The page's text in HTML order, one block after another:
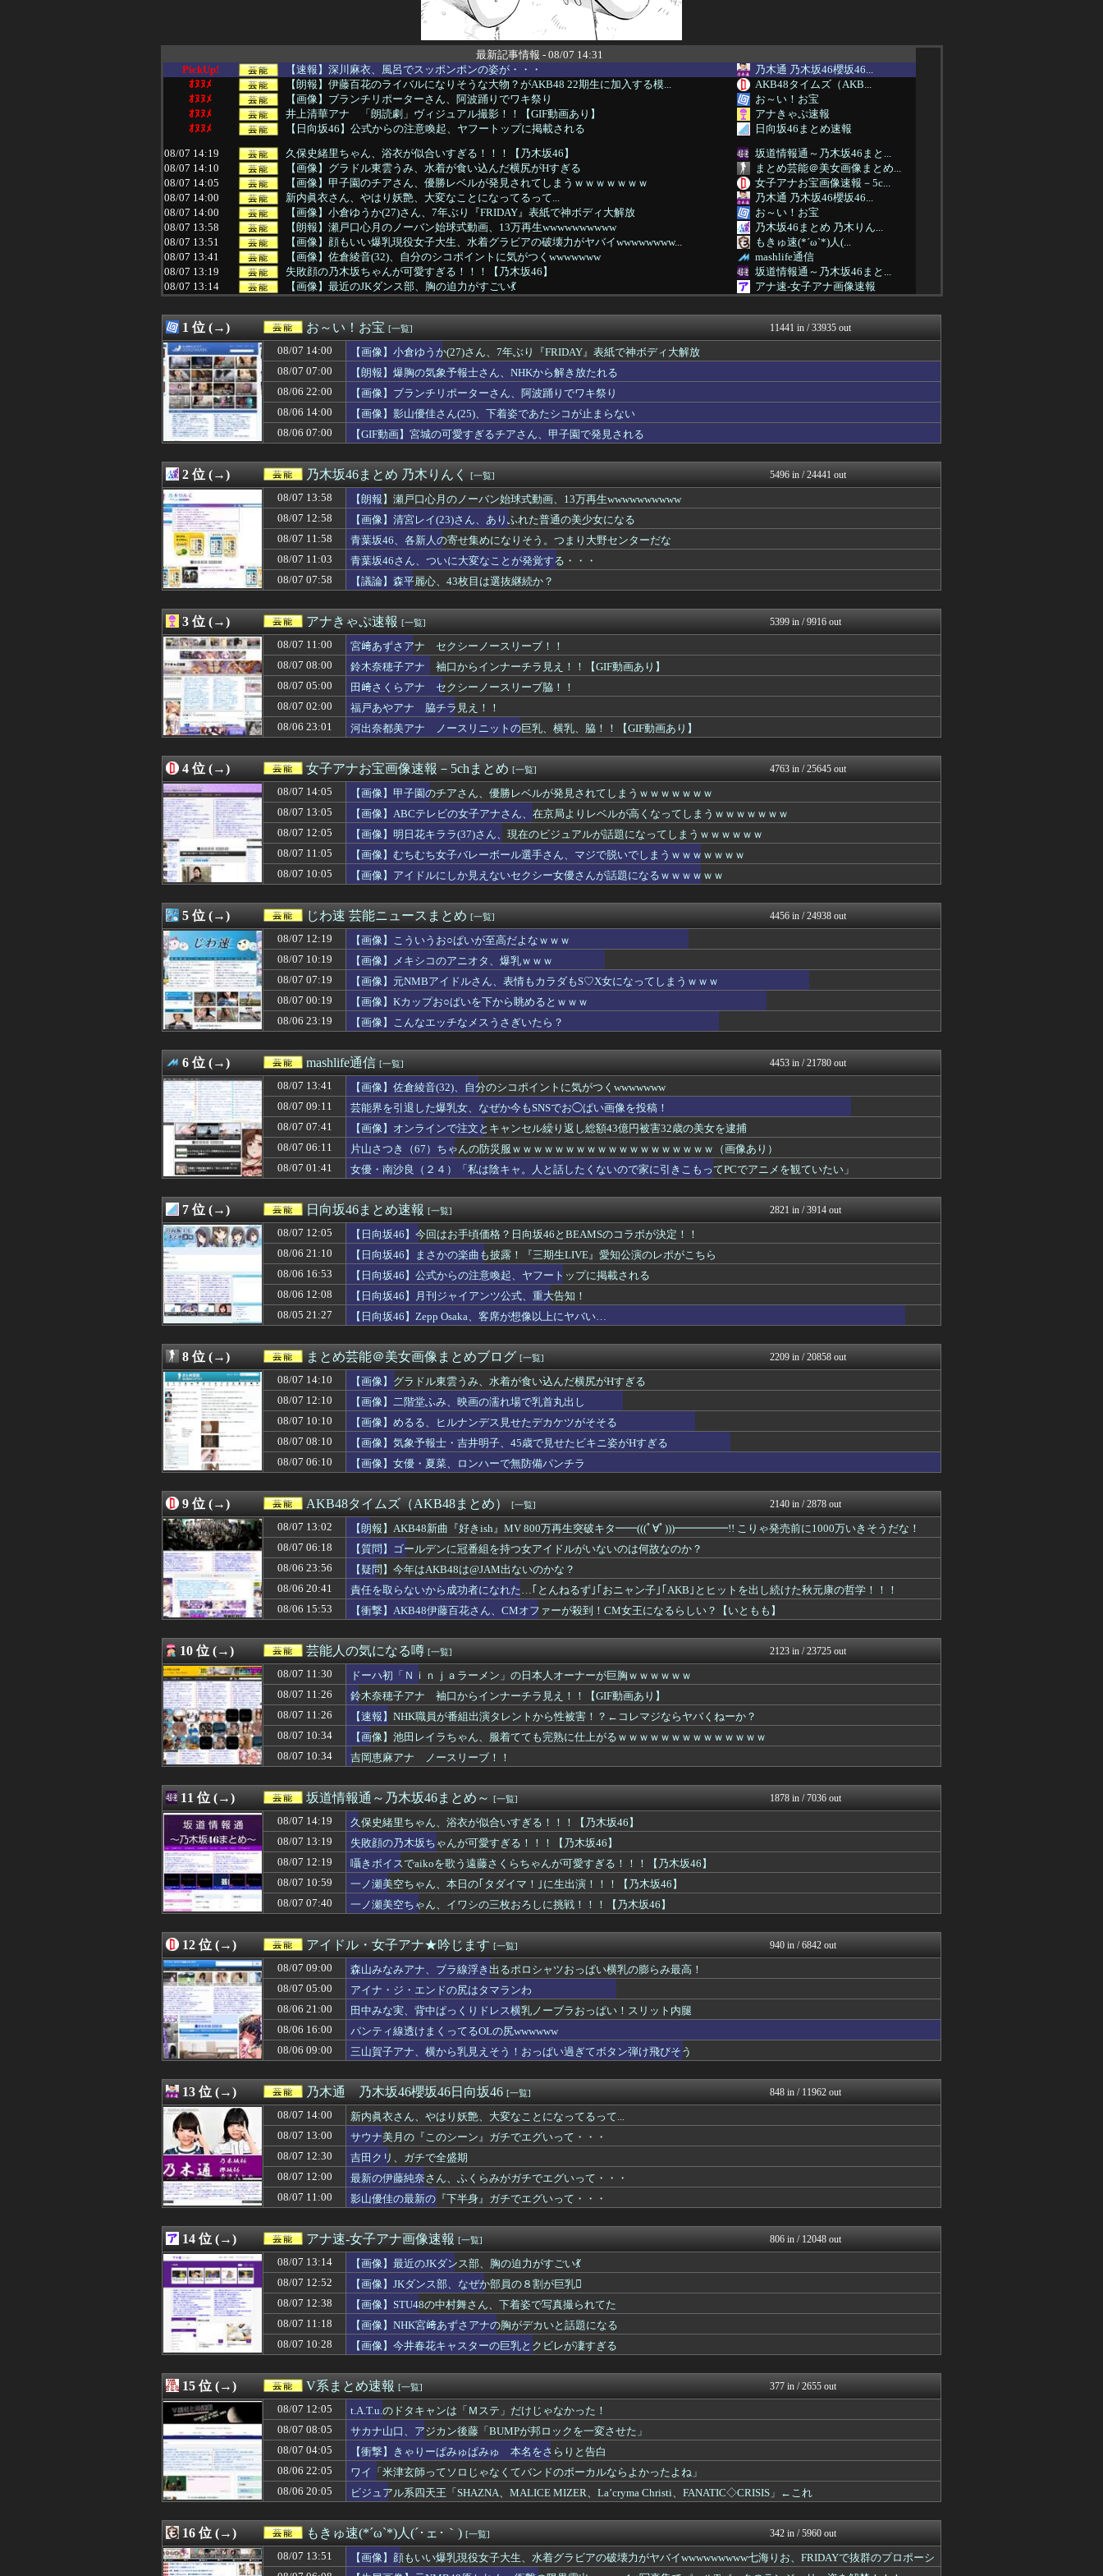
最新記事情報 - 08/07 14:31
PickUp!
【速報】深川麻衣、風呂でスッポンポンの姿が・・・
乃木通 乃木坂46櫻坂46...
ｵﾇﾇﾒ
【朗報】伊藤百花のライバルになりそうな大物？がAKB48 22期生に加入する模...
AKB48タイムズ（AKB...
ｵﾇﾇﾒ
【画像】ブランチリポーターさん、阿波踊りでワキ祭り
お～い！お宝
ｵﾇﾇﾒ
井上清華アナ 「朗読劇」ヴィジュアル撮影！！【GIF動画あり】
アナきゃぷ速報
ｵﾇﾇﾒ
【日向坂46】公式からの注意喚起、ヤフートップに掲載される
日向坂46まとめ速報
08/07 14:19
久保史緒里ちゃん、浴衣が似合いすぎる！！！【乃木坂46】
坂道情報通～乃木坂46まと...
08/07 14:10
【画像】グラドル東雲うみ、水着が食い込んだ横尻がHすぎる
まとめ芸能＠美女画像まとめ...
08/07 14:05
【画像】甲子園のチアさん、優勝レベルが発見されてしまうｗｗｗｗｗｗｗ
女子アナお宝画像速報－5c...
08/07 14:00
新内眞衣さん、やはり妖艶、大変なことになってるって...
乃木通 乃木坂46櫻坂46...
08/07 14:00
【画像】小倉ゆうか(27)さん、7年ぶり『FRIDAY』表紙で神ボディ大解放
お～い！お宝
08/07 13:58
【朗報】瀬戸口心月のノーバン始球式動画、13万再生wwwwwwwwww
乃木坂46まとめ 乃木りん...
08/07 13:51
【画像】顔もいい爆乳現役女子大生、水着グラビアの破壊力がヤバイwwwwwwww...
もきゅ速(*´ω`*)人(...
08/07 13:41
【画像】佐倉綾音(32)、自分のシコポイントに気がつくwwwwwww
mashlife通信
08/07 13:19
失敗顔の乃木坂ちゃんが可愛すぎる！！！【乃木坂46】
坂道情報通～乃木坂46まと...
08/07 13:14
【画像】最近のJKダンス部、胸の迫力がすごい💃
アナ速‐女子アナ画像速報
08/07 13:02
【朗報】AKB48新曲『好きish』MV 800万再生突破キタ━━(((ﾟ∀ﾟ...
AKB48タイムズ（AKB...
08/07 13:00
サウナ美月の『このシーン』ガチでエグいって・・・
乃木通 乃木坂46櫻坂46...
08/07 12:58
【画像】清宮レイ(23)さん、ありふれた普通の美少女になる
08/07 12:52
【画像】JKダンス部、なぜか部員の８割が巨乳🫪
アナ速‐女子アナ画像速報
08/07 12:38
【画像】STU48の中村舞さん、下着姿で写真撮られてた
08/07 12:30
吉田クリ、ガチで全盛期
08/07 12:29
上國料萌衣ちゃん、留学中にマックのバイトに応募するも書類選考で落とされてしまう
℃-ute派なんday
08/07 12:19
囁きボイスでaikoを歌う遠藤さくらちゃんが可愛すぎる！！！【乃木坂46】
坂道情報通～乃木坂46まと...
08/07 12:19
【画像】こういうお○ぱいが至高だよなｗｗｗ
08/07 12:05
【日向坂46】今回はお手頃価格？日向坂46とBEAMSのコラボが決定！！
日向坂46まとめ速報
08/07 12:05
【衝撃】ワイのパッパ、会社でナンバーツーになった結果ｗｗｗｗｗｗｗｗｗｗ
今日速2ch
08/07 12:05
【日向坂46】オシャレすぎる... BEAMSコラボ、今回もｷﾀ━━━━(ﾟ∀...
08/07 12:05
t.A.T.u.のドタキャンは「Ｍステ」だけじゃなかった！
V系まとめ速報
08/07 12:05
【画像】明日花キララ(37)さん、現在のビジュアルが話題になってしまうｗｗｗｗ...
08/07 12:00
【急募】「みんな仕事帰りに家で何してんの？」←これ・・・・
08/07 12:00
【日向坂46】これには事務所スタッフも慌ててそう・・・
日向坂46まとめもり～
08/07 12:00
櫻坂46、ある番組予告に名前が！！！
櫻坂46まとめもり～
08/07 12:00
たまったギターマガジンどうしてる？ 音まとめアーカイブ
08/07 11:58
青葉坂46、各新人の寄せ集めになりそう。つまり大野センターだな
乃木坂46まとめ 乃木りん...
08/07 11:30
ドーハ初「Ｎｉｎｊａラーメン」の日本人オーナーが巨胸ｗｗｗｗｗｗ
芸能人の気になる噂
08/07 11:26
鈴木奈穂子アナ 袖口からインナーチラ見え！！【GIF動画あり】
08/07 11:26
【速報】NHK職員が番組出演タレントから性被害！？←コレマジならヤバくねーか？
芸能人の気になる噂
08/07 11:18
【画像】NHK宮﨑あずさアナの胸がデカいと話題になる
08/07 11:05
【画像】むちむち女子バレーボール選手さん、マジで脱いでしまうｗｗｗｗｗｗｗ
08/07 11:03
青葉坂46さん、ついに大変なことが発覚する・・・
乃木坂46まとめ 乃木りん...
08/07 11:00
宮﨑あずさアナ セクシーノースリーブ！！
アナきゃぷ速報
08/07 11:00
影山優佳の最新の『下半身』ガチでエグいって・・・
08/07 10:52
【櫻坂46】メンバー＆OGがラヴィット出演へ！！！
櫻坂46まとめもり～
08/07 10:34
【画像】池田レイラちゃん、服着てても完熟に仕上がるｗｗｗｗｗｗｗｗｗｗｗｗｗｗ
芸能人の気になる噂
08/07 10:34
吉岡恵麻アナ ノースリーブ！！
08/07 10:30
【画像】お胸もお腹もお尻も顔もお母さん過ぎるグラビアアイドルが発見される
芸能人の気になる噂
08/07 10:28
【画像】今井春花キャスターの巨乳とクビレが凄すぎる
アナ速‐女子アナ画像速報
08/07 10:19
【画像】メキシコのアニオタ、爆乳ｗｗｗ
じわ速 芸能ニュースまとめ
08/07 10:10
【画像】めるる、ヒルナンデス見せたデカケツがそそる
08/07 10:05
【画像】アイドルにしか見えないセクシー女優さんが話題になるｗｗｗｗｗｗ
女子アナお宝画像速報－5c...
08/07 10:00
清宮レイの肉厚ジューシー二の腕、ガチでエグいって・・・
08/07 09:39
【画像】 「マスク美人さん、また我々を欺く」←海外でも流行りだした結果がこちら...
芸能人の気になる噂
08/07 09:38
【画像】石渡花菜アナが巨乳をキンプリに見せつけてしまう
アナ速‐女子アナ画像速報
08/07 09:11
芸能界を引退した爆乳女、なぜか今もSNSでお◯ぱい画像を投稿！
08/07 09:07
【悲報】「店員」と「定員」を間違えるガチでヤバいやつ、ネット上に多すぎる ← ...
今日速2ch
08/07 09:05
【画像】7人のビキニ女子をタイプ別に並べてみた結果ｗｗｗｗｗｗ
女子アナお宝画像速報－5c...
08/07 09:00
寺田蘭世、最新のぶってえ下半身ガチでエグいって・・・
08/07 09:00
森山みなみアナ、ブラ線浮き出るポロシャツおっぱい横乳の膨らみ最高！
08/07 08:36
【画像】TBS新人・多田成美アナの胸元から中身が見えてしまう
アナ速‐女子アナ画像速報
08/07 08:10
【画像】気象予報士・吉井明子、45歳で見せたビキニ姿がHすぎる
08/07 08:05
サカナ山口、アジカン後藤「BUMPが邦ロックを一変させた」
08/07 08:00
鈴木奈穂子アナ 袖口からインナーチラ見え！！【GIF動画あり】
アナきゃぷ速報
08/07 08:00
「≠ME(ノットイコールミー)」のメンバーがBABYMETAL「ギミチョコ」を...
08/07 08:00
筒井あやめ、ガチでデカいってwwwww(画像あり)
乃木通 乃木坂46櫻坂46...
08/07 07:58
【議論】森平麗心、43枚目は選抜継続か？
乃木坂46まとめ 乃木りん...
08/07 07:57
【動画】あたシコ女襲来wwwwwwwwwwwwww
08/07 07:45
【日向坂46】大田美月さん、このグループを牛耳れそう...
日向坂46まとめもり～
08/07 07:41
【画像】オンラインで注文とキャンセル繰り返し総額43億円被害32歳の美女を逮捕
mashlife通信
08/07 07:40
一ノ瀬美空ちゃん、イワシの三枚おろしに挑戦！！！【乃木坂46】
坂道情報通～乃木坂46まと...
08/07 07:05
【画像】書道甲子園とかいうお○ぱい見放題の大会ｗｗｗｗｗｗｗ
女子アナお宝画像速報－5c...
08/07 07:00
【櫻坂46】日向坂46大田美月、この四期生らと交流がある模様
08/07 07:00
【日向坂46】まさかの事実が... 正源司陽子、あのトラブルについて言及
08/07 07:00
【朗報】爆胸の気象予報士さん、NHKから解き放たれる
お～い！お宝
08/07 06:58
≠ME『313,813』 櫻坂46『251,590』←これ
乃木坂46まとめ 乃木りん...
08/07 06:18
【質問】ゴールデンに冠番組を持つ女アイドルがいないのは何故なのか？
08/07 06:11
片山さつき（67）ちゃんの防災服ｗｗｗｗｗｗｗｗｗｗｗｗｗｗｗｗｗｗｗ（画像あ...
08/07 06:10
【画像】女優・夏菜、ロンハーで無防備パンチラ
まとめ芸能＠美女画像まとめ...
08/07 06:08
【生尻画像】元NMB48原かれん、衝撃の限界露出wwwww1st写真集でパール...
08/07 05:00
アイナ・ジ・エンドの尻はタマランわ
アイドル・女子アナ★吟じま...
08/07 05:00
田﨑さくらアナ セクシーノースリーブ脇！！
08/07 04:10
【画像】NHKに出た仙台育英の野球部JKマネージャー、ガチで可愛いぞ
08/07 04:05
【衝撃】きゃりーぱみゅぱみゅ 本名をさらりと告白
08/07 02:40
矢田萌華ちゃんの瞳が綺麗すぎて吸い込まれる！！！【乃木坂46】
坂道情報通～乃木坂46まと...
08/07 02:10
【画像】橋本マナミ、自宅の風呂場でHなパンティ姿を見せつける
08/07 02:00
福戸あやアナ 脇チラ見え！！
08/07 01:41
女優・南沙良（２４）「私は陰キャ。人と話したくないので家に引きこもってPCでア...
mashlife通信
08/07 01:40
今回もパテレの概要欄が凄すぎるｗｗｗ 【乃木坂46】
坂道情報通～乃木坂46まと...
08/07 00:59
ポーズてんこ盛りのプロアイドル田村真佑ちゃん！！！【乃木坂46】
坂道情報通～乃木坂46まと...
08/07 00:19
【画像】Kカップお○ぱいを下から眺めるとｗｗｗ
じわ速 芸能ニュースまとめ
08/07 00:11
【愕然】新幹線や飛行機の乗り方がわからない奴 ← こいつｗｗｗｗｗｗｗｗｗｗ
今日速2ch
08/07 00:11
【悲報】吉岡里帆さん、アドリブで相手役俳優の手を取りお胸に押し当てる（画像あり...
08/07 00:10
【画像】セクシー女優・三浦恵理子、全裸ナマ乳がHすぎる
まとめ芸能＠美女画像まとめ...
08/07 00:01
【画像】爆乳アメリカハーフ美女、水着グラビアが大迫力すぎるwwwwww美澄衿依...
08/06 23:58
【朗報】ミーグリ8次結果...ついに長嶋に1完売がつく！！！
乃木坂46まとめ 乃木りん...
08/06 23:56
【疑問】今年はAKB48は@JAM出ないのかな？
AKB48タイムズ（AKB...
08/06 23:19
【画像】こんなエッチなメスうさぎいたら？
じわ速 芸能ニュースまとめ
08/06 23:01
河出奈都美アナ ノースリニットの巨乳、横乳、脇！！【GIF動画あり】
アナきゃぷ速報
08/06 23:00
吉岡恵麻アナ ノースリーブ！！
アナきゃぷ速報
08/06 22:50
【日向坂46】石塚瑶季×乃木坂46井上和、まさかの裏話・・・
08/06 22:45
【画像】帰ってきた神ボディをご覧くださいwwwww小倉ゆうか、「FRIDAY」...
08/06 22:19
【画像】会社の女がお○ぱい強調しすぎなんだけどｗｗｗ
じわ速 芸能ニュースまとめ
08/06 22:14
【朗報】山﨑愛生「けんぱなぱっぱぱん！」 ← けん玉やる気無さすぎて草ｗｗｗｗ...
08/06 22:11
【画像】池田レイラちゃん、服着てても完熟に仕上がるｗｗｗｗｗｗｗｗｗｗｗｗｗｗ
mashlife通信
08/06 22:05
【櫻坂46】森田ひかる推し、これには大歓喜
櫻坂46まとめもり～
08/06 22:05
ワイ「米津玄師ってソロじゃなくてバンドのボーカルならよかったよね」
V系まとめ速報
08/06 22:00
【画像】ブランチリポーターさん、阿波踊りでワキ祭り
お～い！お宝
08/06 21:34
【水着画像あり】女優の椛島光(浅倉唯)、2nd写真集の発売決定！！！「仮面ライ...
もきゅ速(*´ω`*)人(...
08/06 21:19
【画像】突然脱ぎだすゲーム配信者の美少女がエロすぎるｗｗｗ
08/06 21:10
【日向坂46】まさかの楽曲も披露！『三期生LIVE』愛知公演のレポがこちら
08/06 21:05
【衝撃】ワイ、偏差値30台の高校に入学した結果ｗｗｗｗｗｗｗｗｗｗ
今日速2ch
08/06 21:00
田中みな実、背中ぱっくりドレス横乳ノーブラおっぱい！スリット内腿
08/06 20:41
責任を取らないから成功者になれた…｢とんねるず｣｢おニャン子｣｢AKB｣とヒッ...
08/06 20:41
【日向坂46】これ全公演違うのか... 三期生ライブ愛知公演、終演後の様子・レ...
08/06 20:24
【櫻坂46】一部Buddiesに刺さる... わこち、この姿はまさか・・・
櫻坂46まとめもり～
08/06 20:05
【日向坂46】あのグッズ、完売してるぞ・・・
日向坂46まとめもり～
08/06 20:02
【海外】BABYMETAL（9回）はサマーソニックのレギュラー出演者の中で2番...
べビメタだらけの・・・
08/06 20:00
井上清華アナ 「朗読劇」ヴィジュアル撮影！！【GIF動画あり】
08/06 19:45
【画像】東雲うみ、食い込み水着で100cmヒップを大胆露出wwwww「週刊SP...
08/06 19:10
【画像】一度は消えたと思ってたあのYouTuber、今こんなことになってるｗｗ...
GOSSIP速報
08/06 19:07
「BABYMETAL×BIOHAZARD 30th ANNIVERSARY」コ...
BABYMETAL TIM...
08/06 18:50
【驚愕】中居正広、ネットの「年内死ぬ」報道に苦笑wwwwww
08/06 18:30
【画像】最近のグラドル、IV出さない問題がヤバいwwwwww
08/06 18:19
【画像】地下アイドルさん、暑すぎてエロ衣装でライブしてしまうｗｗｗ
じわ速 芸能ニュースまとめ
08/06 18:10
【驚愕】雪下ろしのバイト、命懸けすぎて誰もやらない…その理由がこれｗｗｗｗ
GOSSIP速報
08/06 18:05
【愕然】マッチングアプリで女にしつこいって言われた結果・・・・・・
今日速2ch
08/06 18:00
ギタリスト高中正義、「自分はこんなに人気があったのか」デビュー50年後に海外で...
08/06 17:50
【画像】愛子様、馬乗り姿で気品がハンパないｗｗｗｗ
08/06 17:32
【櫻坂46】サクラミーツ、こんなぎ加入である変化が...【公開収録レポ】
櫻坂46まとめもり～
08/06 17:30
【悲報】スシロー、ペロペロ事件で客層悪化...10％オフにして更にカオスwww...
GOSSIP速報
08/06 17:10
【画像】あき竹城がパイ●ン披露？！マジでやってて草wwww
08/06 17:00
堤礼実アナ 「朗読劇」ヴィジュアル撮影！！【GIF動画あり】
08/06 16:53
【日向坂46】公式からの注意喚起、ヤフートップに掲載される
日向坂46まとめ速報
08/06 16:50
【画像】元AKBこじはる(34)、ブツブツ加工で大暴れww身体はめっちゃいいの...
GOSSIP速報
08/06 16:45
【画像】超清楚系シンガーソングライター、グラビアが可愛すぎるwwww“虫博士”...
もきゅ速(*´ω`*)人(...
08/06 16:05
地下アイドルヲタク歴3ヶ月僕、金と肉体の限界を迎える
V系まとめ速報
08/06 16:00
パンティ線透けまくってるOLの尻wwwwww
08/06 15:53
【衝撃】AKB48伊藤百花さん、CMオファーが殺到！CM女王になるらしい？【い...
08/06 15:32
【櫻坂46】映像も！山﨑天、ギターをかき鳴らし開会宣言！！！【閃光ライオット2...
櫻坂46まとめもり～
08/06 15:27
岡村ほまれ、江口紗耶バーイベに出演してヲタイジり「やさしい世界のBEYOOOO...
℃-ute派なんday
08/06 14:00
【画像】影山優佳さん(25)、下着姿であたシコが止まらない
08/06 13:04
【朗報】「新宿から推し活ゾーンへ」バスタ新宿～海浜幕張間の高速バスが運行スター...
08/06 12:44
Juice=Juiceの『ポップミュージック』とかいう曲
℃-ute派なんday
08/06 12:08
【日向坂46】月刊ジャイアンツ公式、重大告知！ 日向坂46まとめ速報
1 位 (→) お～い！お宝 [一覧] 11441 in / 33935 out
08/07 14:00
【画像】小倉ゆうか(27)さん、7年ぶり『FRIDAY』表紙で神ボディ大解放
08/07 07:00
【朗報】爆胸の気象予報士さん、NHKから解き放たれる
08/06 22:00
【画像】ブランチリポーターさん、阿波踊りでワキ祭り
08/06 14:00
【画像】影山優佳さん(25)、下着姿であたシコが止まらない
08/06 07:00
【GIF動画】宮城の可愛すぎるチアさん、甲子園で発見される
2 位 (→) 乃木坂46まとめ 乃木りんく [一覧] 5496 in / 24441 out
08/07 13:58
【朗報】瀬戸口心月のノーバン始球式動画、13万再生wwwwwwwwww
08/07 12:58
【画像】清宮レイ(23)さん、ありふれた普通の美少女になる
08/07 11:58
青葉坂46、各新人の寄せ集めになりそう。つまり大野センターだな
08/07 11:03
青葉坂46さん、ついに大変なことが発覚する・・・
08/07 07:58
【議論】森平麗心、43枚目は選抜継続か？
3 位 (→) アナきゃぷ速報 [一覧] 5399 in / 9916 out
08/07 11:00
宮﨑あずさアナ セクシーノースリーブ！！
08/07 08:00
鈴木奈穂子アナ 袖口からインナーチラ見え！！【GIF動画あり】
08/07 05:00
田﨑さくらアナ セクシーノースリーブ脇！！
08/07 02:00
福戸あやアナ 脇チラ見え！！
08/06 23:01
河出奈都美アナ ノースリニットの巨乳、横乳、脇！！【GIF動画あり】
4 位 (→) 女子アナお宝画像速報－5chまとめ [一覧] 4763 in / 25645 out
08/07 14:05
【画像】甲子園のチアさん、優勝レベルが発見されてしまうｗｗｗｗｗｗｗ
08/07 13:05
【画像】ABCテレビの女子アナさん、在京局よりレベルが高くなってしまうｗｗｗｗｗｗｗ
08/07 12:05
【画像】明日花キララ(37)さん、現在のビジュアルが話題になってしまうｗｗｗｗｗｗ
08/07 11:05
【画像】むちむち女子バレーボール選手さん、マジで脱いでしまうｗｗｗｗｗｗｗ
08/07 10:05
【画像】アイドルにしか見えないセクシー女優さんが話題になるｗｗｗｗｗｗ
5 位 (→) じわ速 芸能ニュースまとめ [一覧] 4456 in / 24938 out
08/07 12:19
【画像】こういうお○ぱいが至高だよなｗｗｗ
08/07 10:19
【画像】メキシコのアニオタ、爆乳ｗｗｗ
08/07 07:19
【画像】元NMBアイドルさん、表情もカラダもS♡X女になってしまうｗｗｗ
08/07 00:19
【画像】Kカップお○ぱいを下から眺めるとｗｗｗ
08/06 23:19
【画像】こんなエッチなメスうさぎいたら？
6 位 (→) mashlife通信 [一覧] 4453 in / 21780 out
08/07 13:41
【画像】佐倉綾音(32)、自分のシコポイントに気がつくwwwwwww
08/07 09:11
芸能界を引退した爆乳女、なぜか今もSNSでお◯ぱい画像を投稿！
08/07 07:41
【画像】オンラインで注文とキャンセル繰り返し総額43億円被害32歳の美女を逮捕
08/07 06:11
片山さつき（67）ちゃんの防災服ｗｗｗｗｗｗｗｗｗｗｗｗｗｗｗｗｗｗｗ（画像あり）
08/07 01:41
女優・南沙良（２４）「私は陰キャ。人と話したくないので家に引きこもってPCでアニメを観ていたい」
7 位 (→) 日向坂46まとめ速報 [一覧] 2821 in / 3914 out
08/07 12:05
【日向坂46】今回はお手頃価格？日向坂46とBEAMSのコラボが決定！！
08/06 21:10
【日向坂46】まさかの楽曲も披露！『三期生LIVE』愛知公演のレポがこちら
08/06 16:53
【日向坂46】公式からの注意喚起、ヤフートップに掲載される
08/06 12:08
【日向坂46】月刊ジャイアンツ公式、重大告知！
08/05 21:27
【日向坂46】Zepp Osaka、客席が想像以上にヤバい…
8 位 (→) まとめ芸能＠美女画像まとめブログ [一覧] 2209 in / 20858 out
08/07 14:10
【画像】グラドル東雲うみ、水着が食い込んだ横尻がHすぎる
08/07 12:10
【画像】二階堂ふみ、映画の濡れ場で乳首丸出し
08/07 10:10
【画像】めるる、ヒルナンデス見せたデカケツがそそる
08/07 08:10
【画像】気象予報士・吉井明子、45歳で見せたビキニ姿がHすぎる
08/07 06:10
【画像】女優・夏菜、ロンハーで無防備パンチラ
9 位 (→) AKB48タイムズ（AKB48まとめ） [一覧] 2140 in / 2878 out
08/07 13:02
【朗報】AKB48新曲『好きish』MV 800万再生突破キタ━━(((ﾟ∀ﾟ)))━━━━━!! こりゃ発売前に1000万いきそうだな！
【AKB48 68thシングル】
08/07 06:18
【質問】ゴールデンに冠番組を持つ女アイドルがいないのは何故なのか？
08/06 23:56
【疑問】今年はAKB48は@JAM出ないのかな？
08/06 20:41
責任を取らないから成功者になれた…｢とんねるず｣｢おニャン子｣｢AKB｣とヒットを出し続けた秋元康の哲学！！！
08/06 15:53
【衝撃】AKB48伊藤百花さん、CMオファーが殺到！CM女王になるらしい？【いともも】
10 位 (→) 芸能人の気になる噂 [一覧] 2123 in / 23725 out
08/07 11:30
ドーハ初「Ｎｉｎｊａラーメン」の日本人オーナーが巨胸ｗｗｗｗｗｗ
08/07 11:26
鈴木奈穂子アナ 袖口からインナーチラ見え！！【GIF動画あり】
08/07 11:26
【速報】NHK職員が番組出演タレントから性被害！？←コレマジならヤバくねーか？
08/07 10:34
【画像】池田レイラちゃん、服着てても完熟に仕上がるｗｗｗｗｗｗｗｗｗｗｗｗｗｗ
08/07 10:34
吉岡恵麻アナ ノースリーブ！！
11 位 (→) 坂道情報通～乃木坂46まとめ～ [一覧] 1878 in / 7036 out
08/07 14:19
久保史緒里ちゃん、浴衣が似合いすぎる！！！【乃木坂46】
08/07 13:19
失敗顔の乃木坂ちゃんが可愛すぎる！！！【乃木坂46】
08/07 12:19
囁きボイスでaikoを歌う遠藤さくらちゃんが可愛すぎる！！！【乃木坂46】
08/07 10:59
一ノ瀬美空ちゃん、本日の｢タダイマ！｣に生出演！！！【乃木坂46】
08/07 07:40
一ノ瀬美空ちゃん、イワシの三枚おろしに挑戦！！！【乃木坂46】
12 位 (→) アイドル・女子アナ★吟じます [一覧] 940 in / 6842 out
08/07 09:00
森山みなみアナ、ブラ線浮き出るポロシャツおっぱい横乳の膨らみ最高！
08/07 05:00
アイナ・ジ・エンドの尻はタマランわ
08/06 21:00
田中みな実、背中ぱっくりドレス横乳ノーブラおっぱい！スリット内腿
08/06 16:00
パンティ線透けまくってるOLの尻wwwwww
08/06 09:00
三山賀子アナ、横から乳見えそう！おっぱい過ぎてボタン弾け飛びそう
13 位 (→) 乃木通 乃木坂46櫻坂46日向坂46 [一覧] 848 in / 11962 out
08/07 14:00
新内眞衣さん、やはり妖艶、大変なことになってるって...
08/07 13:00
サウナ美月の『このシーン』ガチでエグいって・・・
08/07 12:30
吉田クリ、ガチで全盛期
08/07 12:00
最新の伊藤純奈さん、ふくらみがガチでエグいって・・・
08/07 11:00
影山優佳の最新の『下半身』ガチでエグいって・・・
14 位 (→) アナ速‐女子アナ画像速報 [一覧] 806 in / 12048 out
08/07 13:14
【画像】最近のJKダンス部、胸の迫力がすごい💃
08/07 12:52
【画像】JKダンス部、なぜか部員の８割が巨乳🫪
08/07 12:38
【画像】STU48の中村舞さん、下着姿で写真撮られてた
08/07 11:18
【画像】NHK宮﨑あずさアナの胸がデカいと話題になる
08/07 10:28
【画像】今井春花キャスターの巨乳とクビレが凄すぎる
15 位 (→) V系まとめ速報 [一覧] 377 in / 2655 out
08/07 12:05
t.A.T.u.のドタキャンは「Ｍステ」だけじゃなかった！
08/07 08:05
サカナ山口、アジカン後藤「BUMPが邦ロックを一変させた」
08/07 04:05
【衝撃】きゃりーぱみゅぱみゅ 本名をさらりと告白
08/06 22:05
ワイ「米津玄師ってソロじゃなくてバンドのボーカルならよかったよね」
08/06 20:05
ビジュアル系四天王「SHAZNA、MALICE MIZER、La’cryma Christi、FANATIC◇CRISIS」←これ
16 位 (→) もきゅ速(*´ω`*)人(´･ェ･｀) [一覧] 342 in / 5960 out
08/07 13:51
【画像】顔もいい爆乳現役女子大生、水着グラビアの破壊力がヤバイwwwwwwwww七海りお、FRIDAYで抜群のプロポーシ
ョンを大胆披露！！！